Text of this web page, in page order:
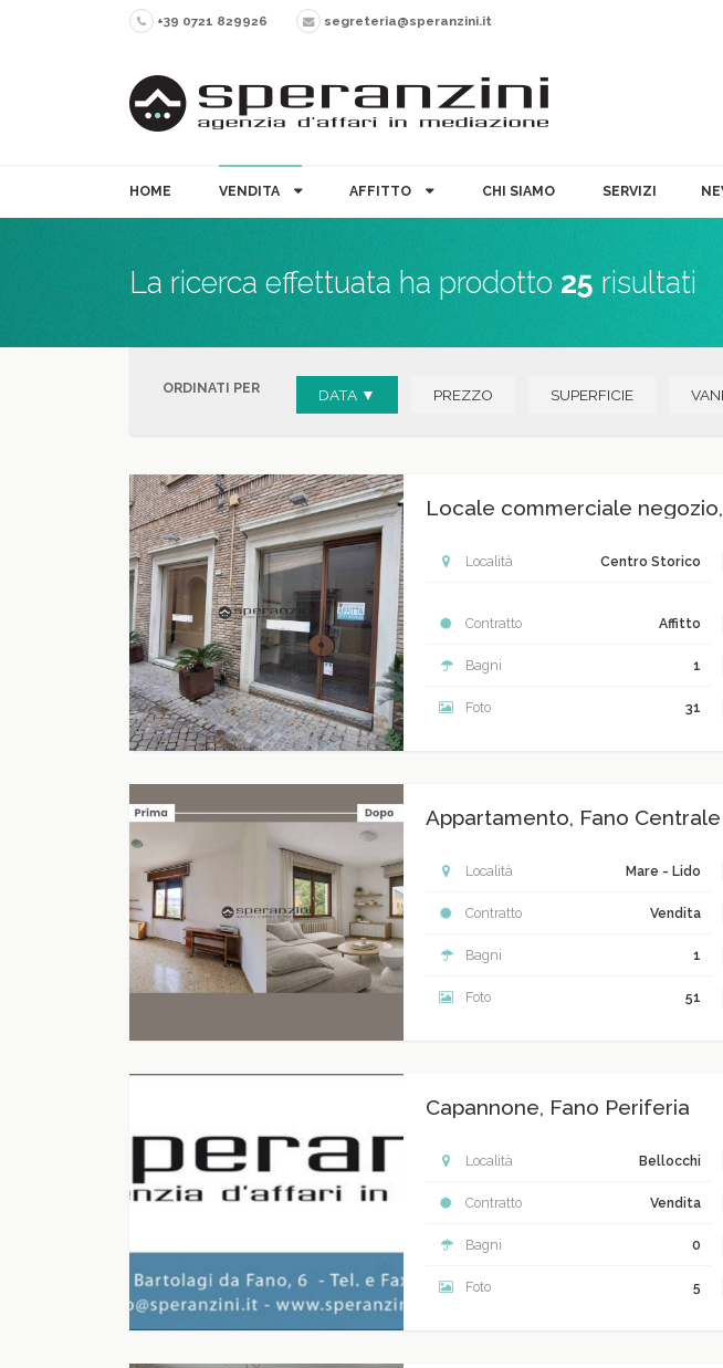
+39 0721 829926 segreteria@speranzini.it
HOME VENDITA AFFITTO CHI SIAMO SERVIZI
La ricerca effettuata ha prodotto 25 risultati
ORDINATI PER DATA ▼ PREZZO SUPERFICIE VANI
Locale commerciale
Località Centro Storico
Contratto Affitto
Bagni 1
Foto 31
Appartamento, Fano Centrale
Località Mare - Lido
Contratto Vendita
Bagni 1
Foto 51
Capannone, Fano Periferia
Località Bellocchi
Contratto Vendita
Bagni 0
Foto 5